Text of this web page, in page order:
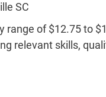
SC
range of $12.75 to
relevant skills,